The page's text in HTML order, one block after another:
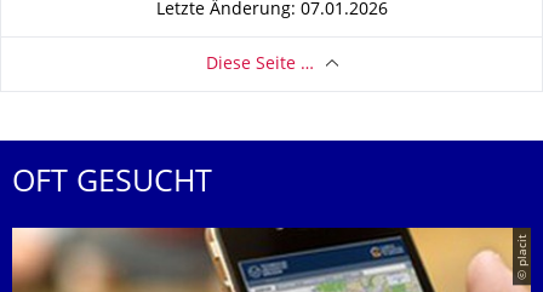
Letzte Änderung: 07.01.2026
Diese Seite …
OFT GESUCHT
© placit